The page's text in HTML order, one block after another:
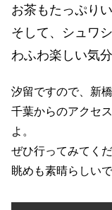
お茶もたっぷり
そして、シュワ
わふわ楽しい気
汐留ですので、新
千葉からのアクセ
よ。
ぜひ行ってみてくだ
眺めも素晴らしいで